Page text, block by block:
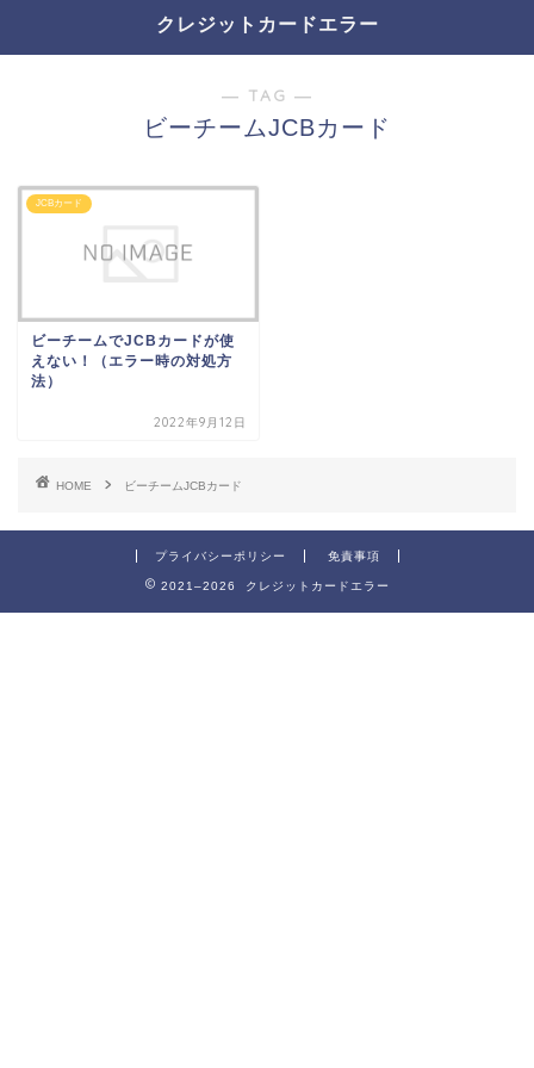
クレジットカードエラー
― TAG ―
ビーチームJCBカード
JCBカード
ビーチームでJCBカードが使
えない！（エラー時の対処方
法）
2022年9月12日
HOME ビーチームJCBカード
プライバシーポリシー 免責事項
2021–2026 クレジットカードエラー